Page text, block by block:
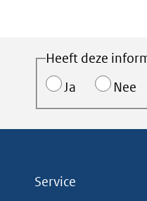
Heeft deze
Ja
Nee
Service